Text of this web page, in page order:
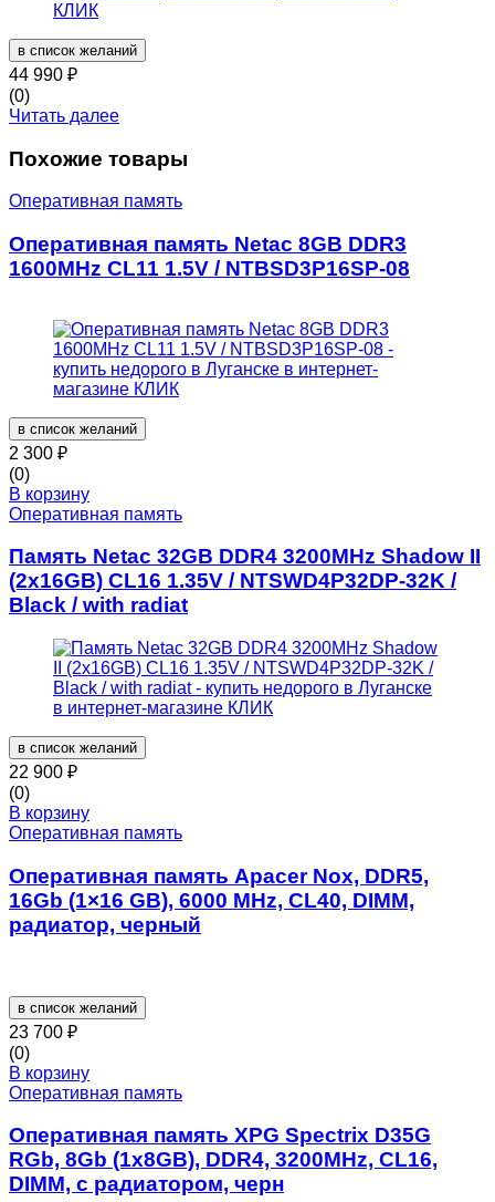
в список желаний
44 990 ₽
(0)
Читать далее
Похожие товары
Оперативная память
Оперативная память Netac 8GB DDR3
1600MHz CL11 1.5V / NTBSD3P16SP-08
в список желаний
2 300 ₽
(0)
В корзину
Оперативная память
Память Netac 32GB DDR4 3200MHz Shadow II
(2x16GB) CL16 1.35V / NTSWD4P32DP-32K /
Black / with radiat
в список желаний
22 900 ₽
(0)
В корзину
Оперативная память
Оперативная память Apacer Nox, DDR5,
16Gb (1×16 GB), 6000 MHz, CL40, DIMM,
радиатор, черный
в список желаний
23 700 ₽
(0)
В корзину
Оперативная память
Оперативная память XPG Spectrix D35G
RGb, 8Gb (1x8GB), DDR4, 3200MHz, CL16,
DIMM, с радиатором, черн